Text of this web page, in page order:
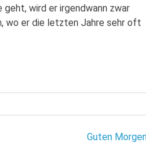
wird er irgendwann zwar
wo er die letzten Jahre sehr oft
Guten